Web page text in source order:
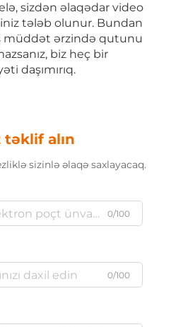
sizdən əlaqədar video
tələb olunur. Bundan
müddət ərzində qutunu
biz heç bir
daşımırıq.
təklif alın
sizinlə əlaqə saxlayacaq.
0/100
0/100